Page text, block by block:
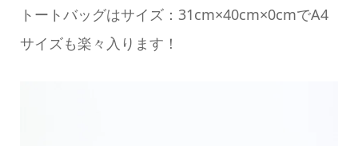
トートバッグはサイズ：31cm×40cm×0cmでA4
サイズも楽々入ります！